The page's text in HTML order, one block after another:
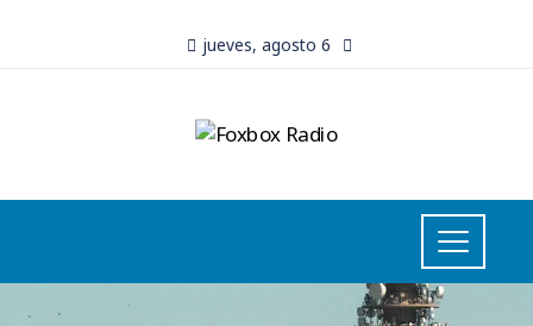
jueves, agosto 6